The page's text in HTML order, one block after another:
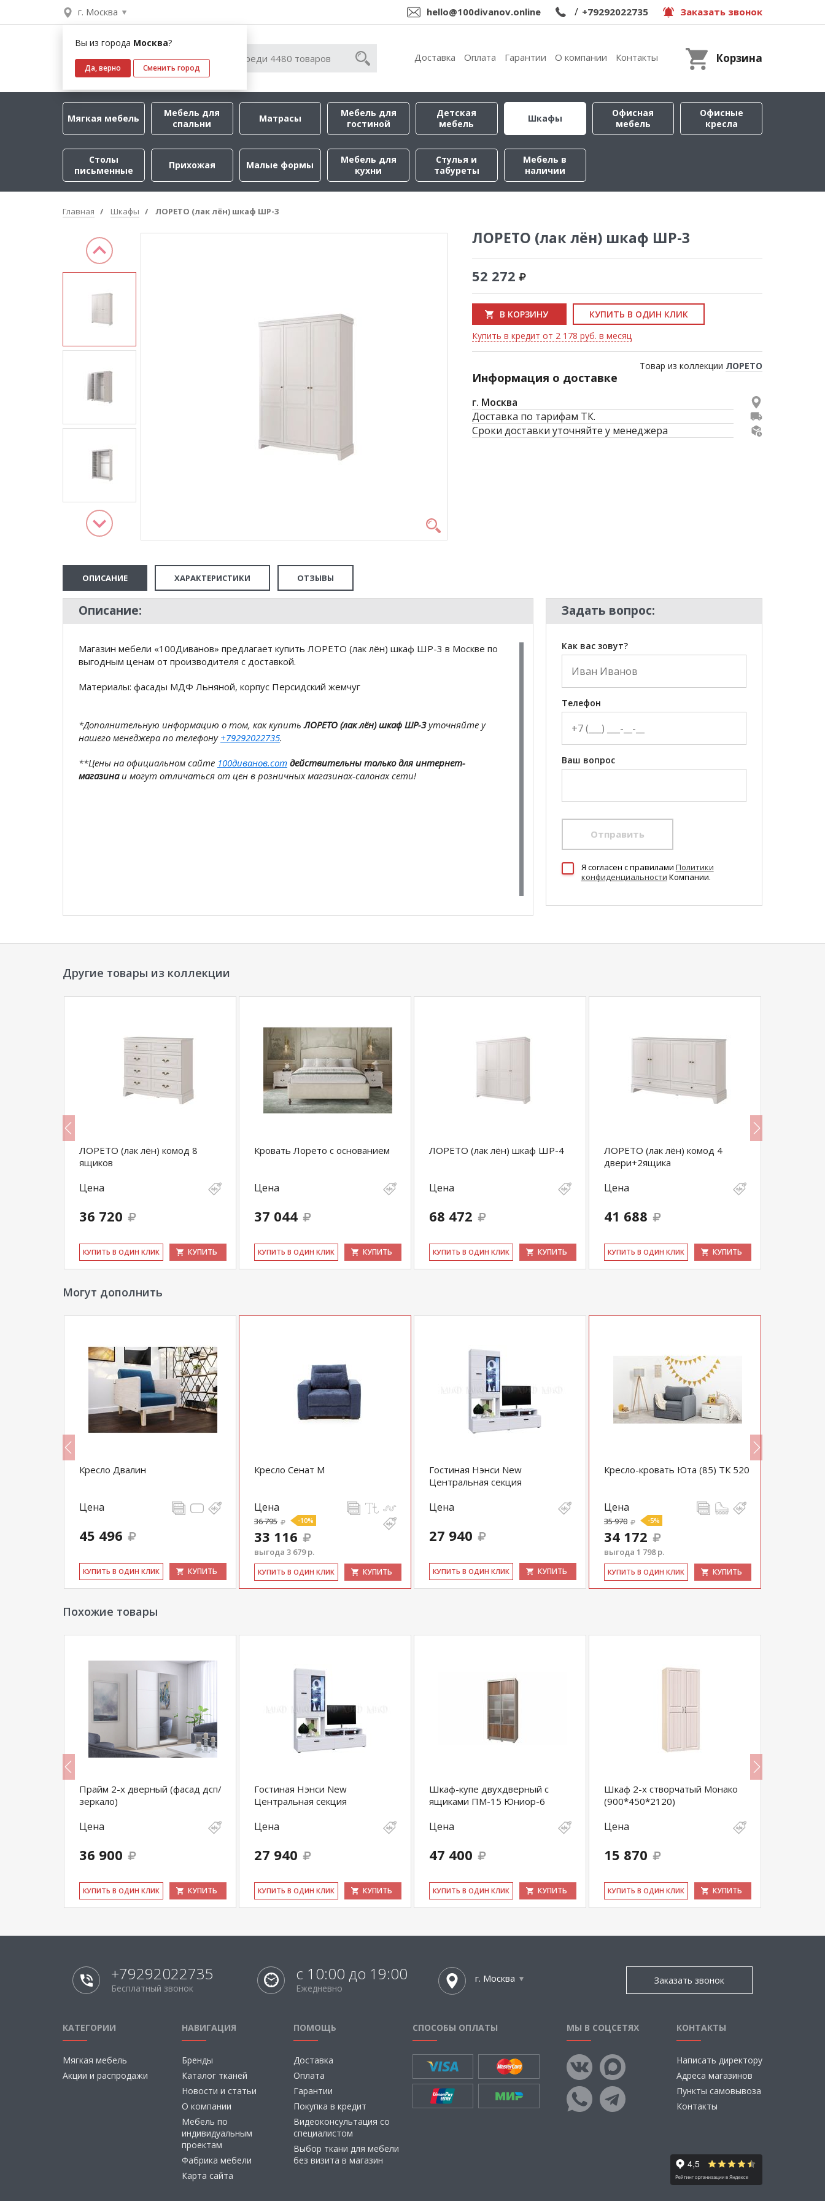
г. Москва
Вы из города Москва?
Да, верно Сменить город
hello@100divanov.online / +79292022735 Заказать звонок
Доставка Оплата Гарантии О компании Контакты Корзина
Мягкая мебель
Мебель для
спальни
Матрасы
Мебель для
гостиной
Детская
мебель
Шкафы
Офисная
мебель
Офисные
кресла
Столы
письменные
Прихожая Малые формы
Мебель для
кухни
Стулья и
табуреты
Мебель в
наличии
Главная Шкафы ЛОРЕТО (лак лён) шкаф ШР-3
ЛОРЕТО (лак лён) шкаф ШР-3
52 272
В КОРЗИНУ
КУПИТЬ В ОДИН КЛИК
Купить в кредит от 2 178 руб. в месяц
Товар из коллекции ЛОРЕТО
Информация о доставке
г. Москва
Доставка по тарифам ТК.
Сроки доставки уточняйте у менеджера
ОПИСАНИЕ ХАРАКТЕРИСТИКИ ОТЗЫВЫ
Описание:
Магазин мебели «100Диванов» предлагает купить ЛОРЕТО (лак лён) шкаф ШР-3 в Москве по
выгодным ценам от производителя с доставкой.
Материалы: фасады МДФ Льняной, корпус Персидский жемчуг
*Дополнительную информацию о том, как купитьЛОРЕТО (лак лён) шкаф ШР-3уточняйте у
нашего менеджера по телефону +79292022735.
**Цены на официальном сайте 100диванов.com действительны только для интернет-
магазинаи могут отличаться от цен в розничных магазинах-салонах сети!
Задать вопрос:
Как вас зовут?
Телефон
Ваш вопрос
Отправить
Я согласен c правилами Политики
конфиденциальности Компании.
Другие товары из коллекции
ЛОРЕТО (лак лён) комод 8
ящиков
Цена
36 720
КУ­ПИТЬ В ОДИН КЛИК КУПИТЬ
Кровать Лорето с основанием
Цена
37 044
КУ­ПИТЬ В ОДИН КЛИК КУПИТЬ
ЛОРЕТО (лак лён) шкаф ШР-4
Цена
68 472
КУ­ПИТЬ В ОДИН КЛИК КУПИТЬ
ЛОРЕТО (лак лён) комод 4
двери+2ящика
Цена
41 688
КУ­ПИТЬ В ОДИН КЛИК КУПИТЬ
Могут дополнить
Кресло Двалин
Цена
45 496
КУ­ПИТЬ В ОДИН КЛИК КУПИТЬ
Кресло Сенат М
Цена
36 795 -10%
33 116
выгода 3 679 р.
КУ­ПИТЬ В ОДИН КЛИК КУПИТЬ
Гостиная Нэнси New
Центральная секция
Цена
27 940
КУ­ПИТЬ В ОДИН КЛИК КУПИТЬ
Кресло-кровать Юта (85) ТК 520
Цена
35 970 -5%
34 172
выгода 1 798 р.
КУ­ПИТЬ В ОДИН КЛИК КУПИТЬ
Похожие товары
Прайм 2-х дверный (фасад дсп/
зеркало)
Цена
36 900
КУ­ПИТЬ В ОДИН КЛИК КУПИТЬ
Гостиная Нэнси New
Центральная секция
Цена
27 940
КУ­ПИТЬ В ОДИН КЛИК КУПИТЬ
Шкаф-купе двухдверный с
ящиками ПМ-15 Юниор-6
Цена
47 400
КУ­ПИТЬ В ОДИН КЛИК КУПИТЬ
Шкаф 2-х створчатый Монако
(900*450*2120)
Цена
15 870
КУ­ПИТЬ В ОДИН КЛИК КУПИТЬ
+79292022735
Бесплатный звонок
с 10:00 до 19:00
Ежедневно
г. Москва Заказать звонок
КАТЕГОРИИ
Мягкая мебель
Акции и распродажи
НАВИГАЦИЯ
Бренды
Каталог тканей
Новости и статьи
О компании
Мебель по
индивидуальным
проектам
Фабрика мебели
Карта сайта
ПОМОЩЬ
Доставка
Оплата
Гарантии
Покупка в кредит
Видеоконсультация со
специалистом
Выбор ткани для мебели
без визита в магазин
СПОСОБЫ ОПЛАТЫ МЫ В СОЦСЕТЯХ КОНТАКТЫ
Написать директору
Адреса магазинов
Пункты самовывоза
Контакты